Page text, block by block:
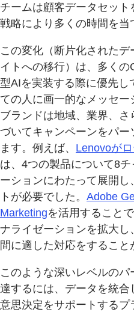
チームは顧客データセット
戦略により多くの時間を当
この変化（断片化された
イトへの移行）は、多く
型AIを実装する際に優先
ての人に画一的なメッセー
ブランドは地域、業界、さ
づいてキャンペーンをパー
ます。例えば、 Lenovoが
は、4つの製品について8
ーションにわたって展開
トが必要でした。 Adobe
Marketingを活用すること
ナライゼーションを拡大
間に適した対応をすること
このような深いレベルのパ
達するには、データを統
意思決定をサポートする